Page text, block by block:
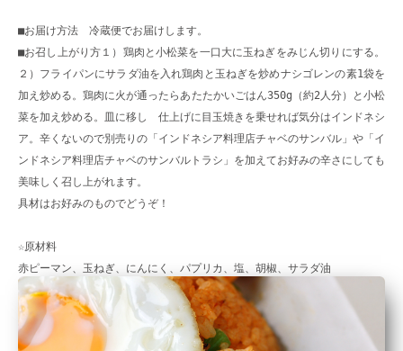
■お届け方法 冷蔵便でお届けします。
■お召し上がり方１）鶏肉と小松菜を一口大に玉ねぎをみじん切りにする。
２）フライパンにサラダ油を入れ鶏肉と玉ねぎを炒めナシゴレンの素1袋を
加え炒める。鶏肉に火が通ったらあたたかいごはん350g（約2人分）と小松
菜を加え炒める。皿に移し 仕上げに目玉焼きを乗せれば気分はインドネシ
ア。辛くないので別売りの「インドネシア料理店チャベのサンバル」や「イ
ンドネシア料理店チャベのサンバルトラシ」を加えてお好みの辛さにしても
美味しく召し上がれます。
具材はお好みのものでどうぞ！
☆原材料
赤ピーマン、玉ねぎ、にんにく、パプリカ、塩、胡椒、サラダ油